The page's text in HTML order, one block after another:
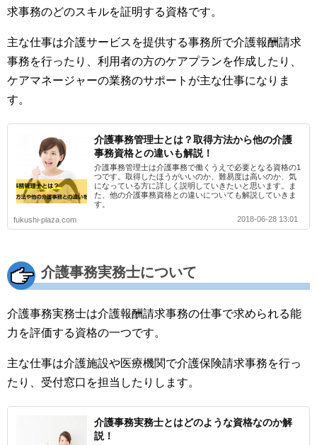
求事務のどのスキルを証明する資格です。
主な仕事は介護サービスを提供する事務所で介護報酬請求
事務を行ったり、利用者の方のケアプランを作成したり、
ケアマネージャーの業務のサポートが主な仕事になりま
す。
介護事務管理士とは？取得方法から他の介護
事務資格との違いも解説！
介護事務管理士は介護事務で働くうえで必要となる資格の1
つです。取得したほうがいいのか、難易度は高いのか、気
になっている方に詳しく説明していきたいと思います。ま
た、他の介護事務資格との違いについても解説していきま
す。
fukushi-plaza.com
2018-06-28 13:01
介護事務実務士について
介護事務実務士は介護報酬請求事務の仕事で求められる能
力を評価する資格の一つです。
主な仕事は介護施設や医療機関で介護保険請求事務を行っ
たり、受付窓口を担当したりします。
介護事務実務士とはどのような資格なのか解
説！